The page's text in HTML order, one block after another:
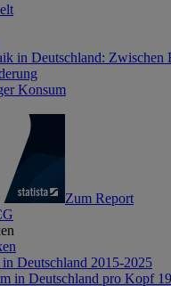
in Deutschland: Zwischen
Konsum
Zum Report
in Deutschland 2015-2025
in Deutschland pro Kopf